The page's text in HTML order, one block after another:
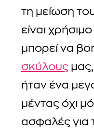
τη μείωση
είναι
μπορεί να
σκύλους
ήταν ένα
μέντας όχι
ασφαλές για